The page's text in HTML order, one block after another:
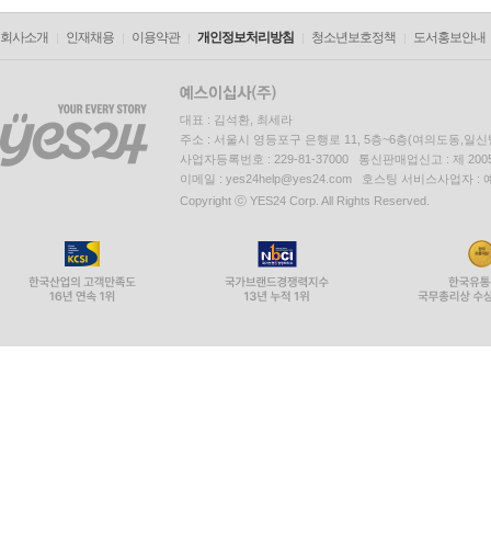
회사소개 인재채용 이용약관 개인정보처리방침 청소년보호정책 도서홍보안내
대표 : 김석환, 최세라
주소 : 서울시 영등포구 은행로 11, 5층~6층(여의도동,일신
사업자등록번호 : 229-81-37000 통신판매업신고 : 제
이메일 : yes24help@yes24.com 호스팅 서비스사업자 :
Copyright ⓒ YES24 Corp. All Rights Reserved.